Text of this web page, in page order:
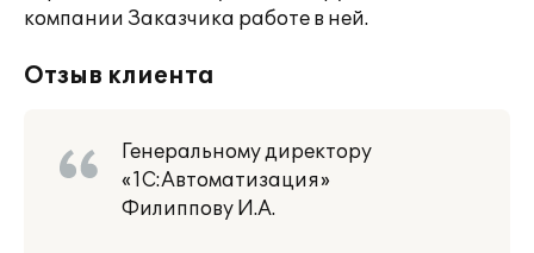
компании Заказчика работе в ней.
Отзыв клиента
Генеральному директору
«1С:Автоматизация»
Филиппову И.А.